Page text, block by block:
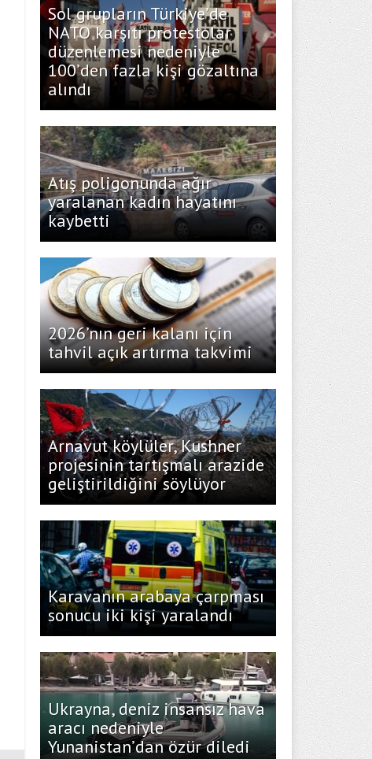
Sol grupların Türkiye’de
NATO karşıtı protestolar
düzenlemesi nedeniyle
100’den fazla kişi gözaltına
alındı
Atış poligonunda ağır
yaralanan kadın hayatını
kaybetti
2026’nın geri kalanı için
tahvil açık artırma takvimi
Arnavut köylüler, Kushner
projesinin tartışmalı arazide
geliştirildiğini söylüyor
Karavanın arabaya çarpması
sonucu iki kişi yaralandı
Ukrayna, deniz insansız hava
aracı nedeniyle
Yunanistan’dan özür diledi